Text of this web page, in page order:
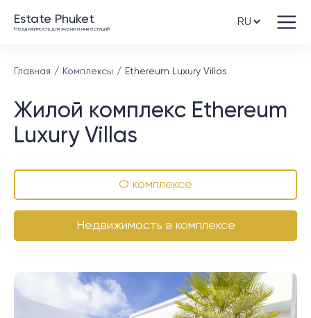
Estate Phuket
Недвижимость для жизни и инвестиций
Главная Комплексы Ethereum Luxury Villas
Жилой комплекс Ethereum
Luxury Villas
О комплексе
Недвижимость в комплексе